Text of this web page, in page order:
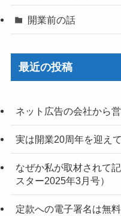
開業前の話
最近の投稿
ネット広告の会社から
実は開業20周年を迎え
なぜか私が取材されて
スター2025年3月号）
定款への電子署名は無